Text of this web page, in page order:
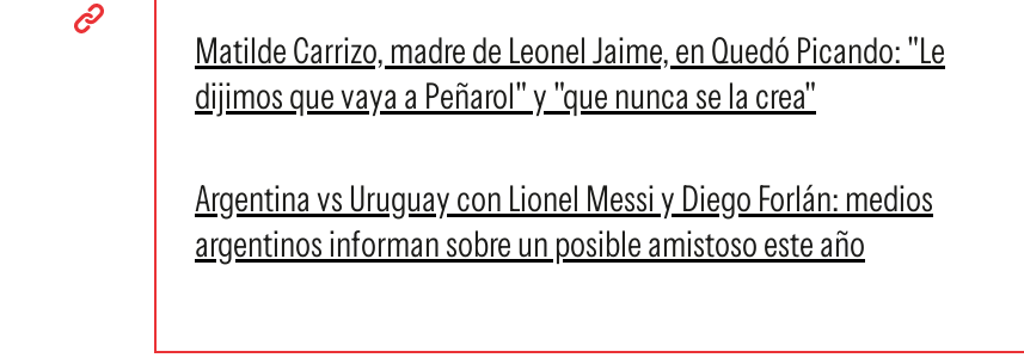
Matilde Carrizo, madre de Leonel Jaime, en Quedó Picando: "Le
dijimos que vaya a Peñarol" y "que nunca se la crea"
Argentina vs Uruguay con Lionel Messi y Diego Forlán: medios
argentinos informan sobre un posible amistoso este año